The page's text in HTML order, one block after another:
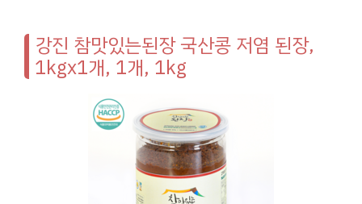
강진 참맛있는된장 국산콩 저염 된장,
1kgx1개, 1개, 1kg